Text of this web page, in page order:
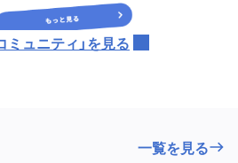
一覧を見る
ミュニティ」を見る